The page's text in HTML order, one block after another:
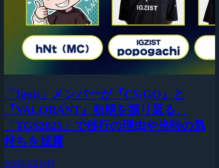
「Ignis」メンバーが『CS:GO』と
『VALORANT』初期を振り返る、
「TGS2025」で移行の理由や当時の気
持ちを披露
2025年9月26日